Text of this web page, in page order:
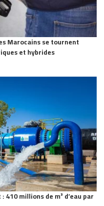
Marocains se tournent
et hybrides
410 millions de m³ d’eau par